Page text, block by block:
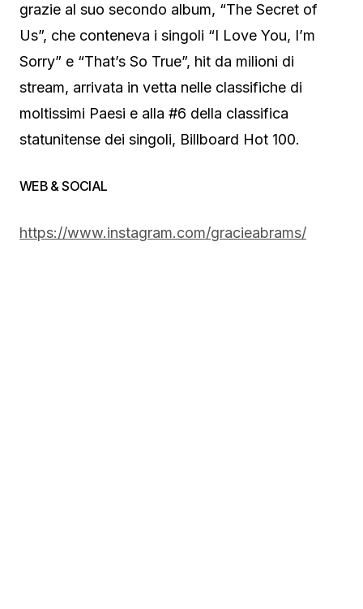
grazie al suo secondo album, “The Secret of
Us”, che conteneva i singoli “I Love You, I’m
Sorry” e “That’s So True”, hit da milioni di
stream, arrivata in vetta nelle classifiche di
moltissimi Paesi e alla #6 della classifica
statunitense dei singoli, Billboard Hot 100.
WEB & SOCIAL
https://www.instagram.com/gracieabrams/